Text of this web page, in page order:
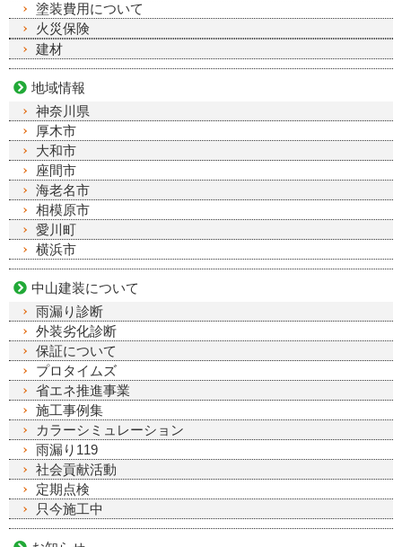
塗装費用について
火災保険
建材
地域情報
神奈川県
厚木市
大和市
座間市
海老名市
相模原市
愛川町
横浜市
中山建装について
雨漏り診断
外装劣化診断
保証について
プロタイムズ
省エネ推進事業
施工事例集
カラーシミュレーション
雨漏り119
社会貢献活動
定期点検
只今施工中